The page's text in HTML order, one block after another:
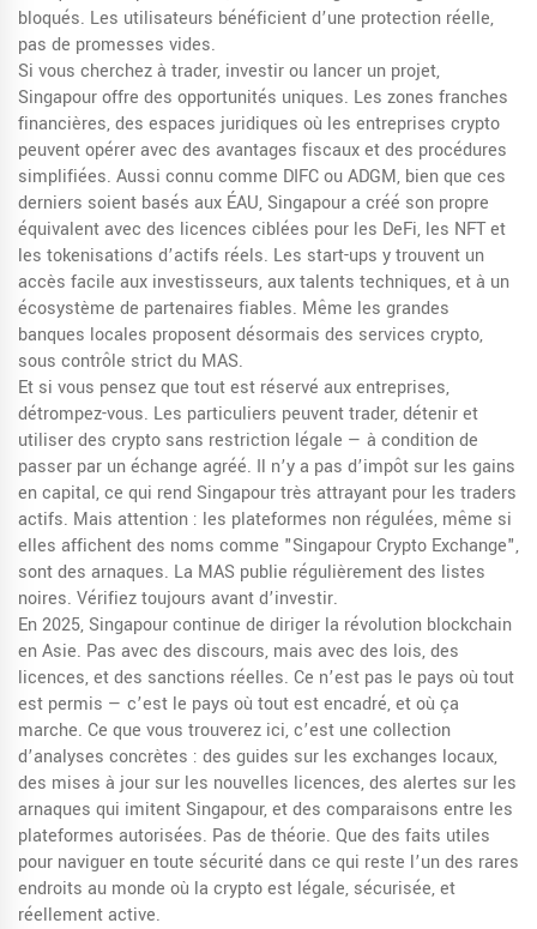
bloqués. Les utilisateurs bénéficient d’une protection réelle,
pas de promesses vides.
Si vous cherchez à trader, investir ou lancer un projet,
Singapour offre des opportunités uniques. Les zones franches
financières,des espaces juridiques où les entreprises crypto
peuvent opérer avec des avantages fiscaux et des procédures
simplifiées. Aussi connu comme DIFC ou ADGM, bien que ces
derniers soient basés aux ÉAU, Singapour a créé son propre
équivalent avec des licences ciblées pour les DeFi, les NFT et
les tokenisations d’actifs réels. Les start-ups y trouvent un
accès facile aux investisseurs, aux talents techniques, et à un
écosystème de partenaires fiables. Même les grandes
banques locales proposent désormais des services crypto,
sous contrôle strict du MAS.
Et si vous pensez que tout est réservé aux entreprises,
détrompez-vous. Les particuliers peuvent trader, détenir et
utiliser des crypto sans restriction légale — à condition de
passer par un échange agréé. Il n’y a pas d’impôt sur les gains
en capital, ce qui rend Singapour très attrayant pour les traders
actifs. Mais attention : les plateformes non régulées, même si
elles affichent des noms comme "Singapour Crypto Exchange",
sont des arnaques. La MAS publie régulièrement des listes
noires. Vérifiez toujours avant d’investir.
En 2025, Singapour continue de diriger la révolution blockchain
en Asie. Pas avec des discours, mais avec des lois, des
licences, et des sanctions réelles. Ce n’est pas le pays où tout
est permis — c’est le pays où tout est encadré, et où ça
marche. Ce que vous trouverez ici, c’est une collection
d’analyses concrètes : des guides sur les exchanges locaux,
des mises à jour sur les nouvelles licences, des alertes sur les
arnaques qui imitent Singapour, et des comparaisons entre les
plateformes autorisées. Pas de théorie. Que des faits utiles
pour naviguer en toute sécurité dans ce qui reste l’un des rares
endroits au monde où la crypto est légale, sécurisée, et
réellement active.